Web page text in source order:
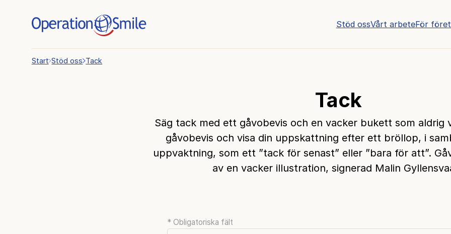
Stöd ossVårt arbeteFör
Start Stöd oss Tack
Tack
Säg tack med ett gåvobevis och en vacker bukett som aldrig
gåvobevis och visa din uppskattning efter ett bröllop, i
uppvaktning, som ett ”tack för senast” eller ”bara för att”.
av en vacker illustration, signerad Malin
* Obligatoriska fält